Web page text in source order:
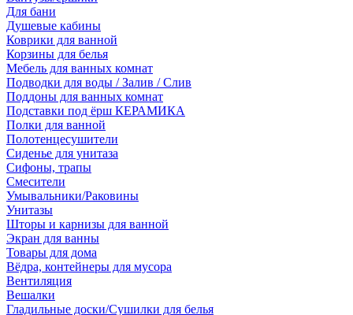
Для бани
Душевые кабины
Коврики для ванной
Корзины для белья
Мебель для ванных комнат
Подводки для воды / Залив / Слив
Поддоны для ванных комнат
Подставки под ёрш КЕРАМИКА
Полки для ванной
Полотенцесушители
Сиденье для унитаза
Сифоны, трапы
Смесители
Умывальники/Раковины
Унитазы
Шторы и карнизы для ванной
Экран для ванны
Товары для дома
Вёдра, контейнеры для мусора
Вентиляция
Вешалки
Гладильные доски/Сушилки для белья